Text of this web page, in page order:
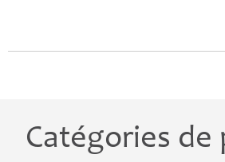
Catégories de